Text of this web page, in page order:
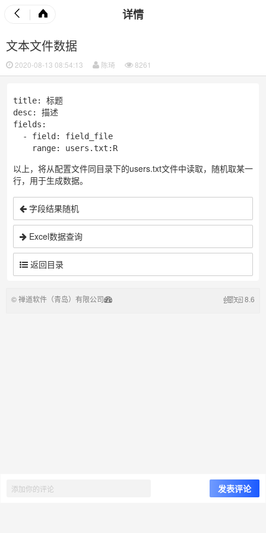
详情
文本文件数据
2020-08-13 08:54:13 陈琦 8261
title: 标题
desc: 描述
fields:
- field: field_file
以上，将从配置文件同目录下的users.txt文件中读取，随机取某一
行，用于生成数据。
字段结果随机
Excel数据查询
返回目录
©禅道软件（青岛）有限公司 8.6